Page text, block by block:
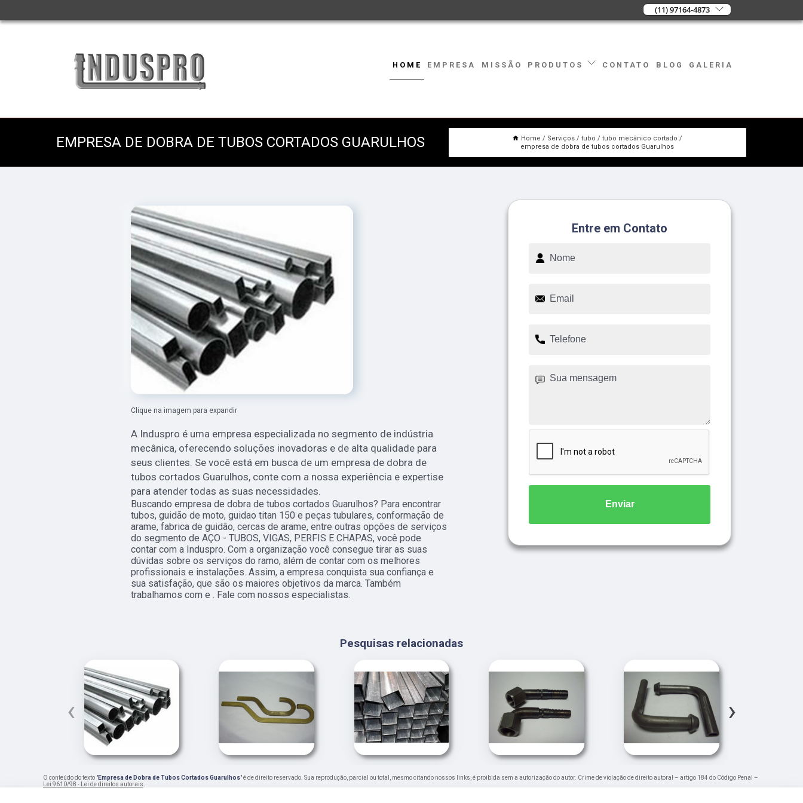
(11) 97164-4873
HOME EMPRESA MISSÃO PRODUTOS CONTATO BLOG GALERIA
EMPRESA DE DOBRA DE TUBOS CORTADOS GUARULHOS Home Serviços tubo
tubo mecânico cortado
empresa de dobra de tubos cortados Guarulhos
Clique na imagem para expandir
A Induspro é uma empresa especializada no segmento de indústria
mecânica, oferecendo soluções inovadoras e de alta qualidade para
seus clientes. Se você está em busca de um empresa de dobra de
tubos cortados Guarulhos, conte com a nossa experiência e expertise
para atender todas as suas necessidades.
Buscando empresa de dobra de tubos cortados Guarulhos? Para encontrar
tubos, guidão de moto, guidao titan 150 e peças tubulares, conformação de
arame, fabrica de guidão, cercas de arame, entre outras opções de serviços
do segmento de AÇO - TUBOS, VIGAS, PERFIS E CHAPAS, você pode
contar com a Induspro. Com a organização você consegue tirar as suas
dúvidas sobre os serviços do ramo, além de contar com os melhores
profissionais e instalações. Assim, a empresa conquista sua confiança e
sua satisfação, que são os maiores objetivos da marca. Também
trabalhamos com e . Fale com nossos especialistas.
Entre em Contato
Enviar
Pesquisas relacionadas
‹ ›
O conteúdo do texto "Empresa de Dobra de Tubos Cortados Guarulhos" é de direito reservado. Sua reprodução, parcial ou total, mesmo citando nossos links, é proibida sem a autorização do autor. Crime de violação de direito autoral – artigo 184 do Código Penal –
Lei 9610/98 - Lei de direitos autorais.